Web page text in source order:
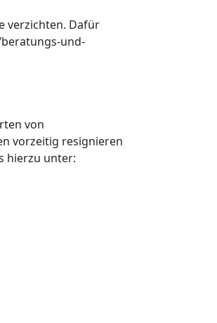
verzichten. Dafür
und-
von
vorzeitig resignieren
hierzu unter: